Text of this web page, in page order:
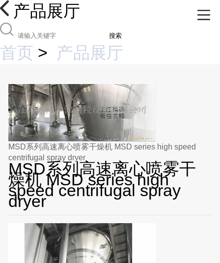
产品展厅
搜索
首页 > 产品展厅
MSD系列高速离心喷雾干燥机 MSD series high speed
centrifugal spray dryer
MSD系列高速离心喷雾干
燥机 MSD series high
speed centrifugal spray
dryer